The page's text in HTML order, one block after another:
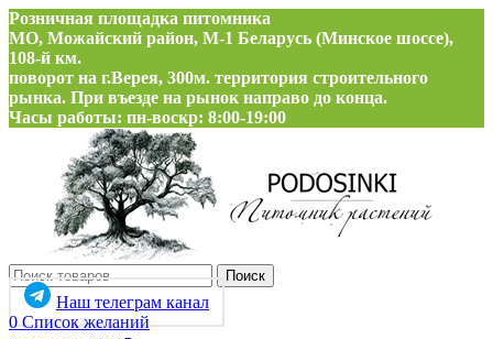
Розничная площадка питомника
МО, Можайский район, М-1 Беларусь (Минское шоссе),
108-й км.
поворот на г.Верея, 300м. территория строительного
рынка. При въезде на рынок направо до конца.
Часы работы: пн-воскр: 8:00-19:00
Поиск
Наш телеграм канал
0 Список желаний